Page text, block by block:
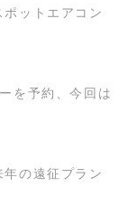
ットエアコン
を予約、今回は
の遠征プラン